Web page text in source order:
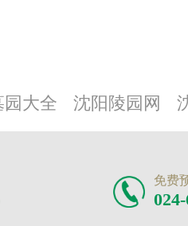
大全 沈阳陵园网
免费